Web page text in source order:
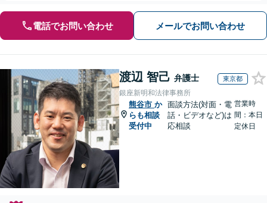
電話でお問い合わせ メールでお問い合わせ
渡辺 智己 弁護士 東京都
銀座新明和法律事務所
熊谷市 か
らも相談
受付中
面談方法(対面・電
話・ビデオなど)は
応相談
営業時
間：本日
定休日